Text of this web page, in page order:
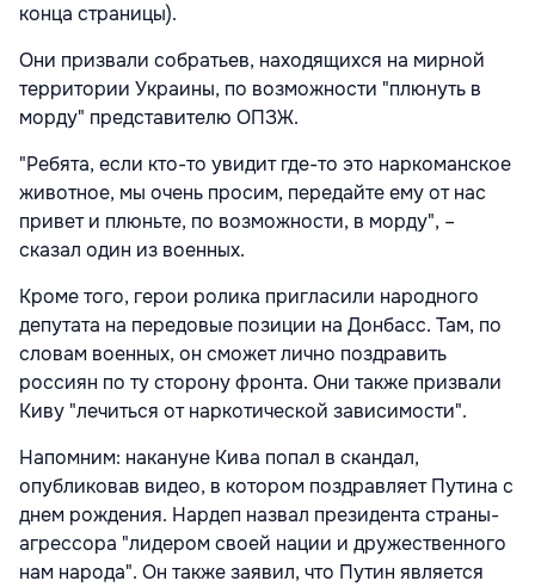
конца страницы).
Они призвали собратьев, находящихся на мирной
территории Украины, по возможности "плюнуть в
морду" представителю ОПЗЖ.
"Ребята, если кто-то увидит где-то это наркоманское
животное, мы очень просим, передайте ему от нас
привет и плюньте, по возможности, в морду", –
сказал один из военных.
Кроме того, герои ролика пригласили народного
депутата на передовые позиции на Донбасс. Там, по
словам военных, он сможет лично поздравить
россиян по ту сторону фронта. Они также призвали
Киву "лечиться от наркотической зависимости".
Напомним: накануне Кива попал в скандал,
опубликовав видео, в котором поздравляет Путина с
днем рождения. Нардеп назвал президента страны-
агрессора "лидером своей нации и дружественного
нам народа". Он также заявил, что Путин является